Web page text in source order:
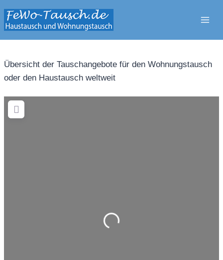
Inhalt
springen
Übersicht der Tauschangebote für den Wohnungstausch
oder den Haustausch weltweit
Wird geladen …